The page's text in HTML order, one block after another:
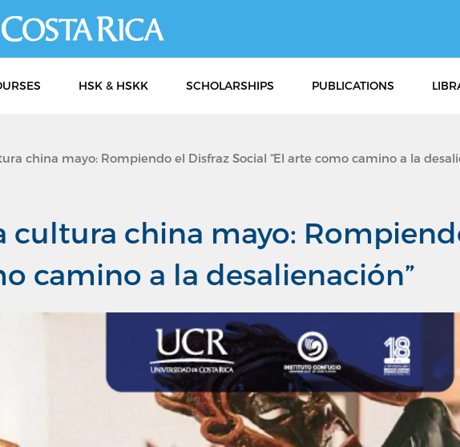
HSK & HSKK SCHOLARSHIPS PUBLICATIONS
china mayo: Rompiendo el Disfraz Social “El arte como camino a la
cultura china mayo:
camino a la desalienación”